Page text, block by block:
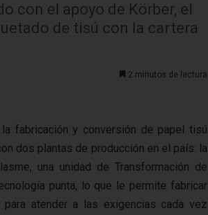
con el apoyo de Körber, el
de tisú con la cartera
2 minutos de lectura
fabricación y conversión de papel tisú
dos plantas de producción en el país: la
una unidad de Transformación de
punta, lo que le permite fabricar
atender a las exigencias cada vez